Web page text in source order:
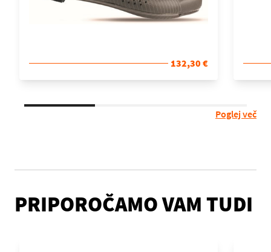
132,30 €
Poglej več
PRIPOROČAMO VAM TUDI